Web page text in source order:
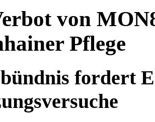
von
Pflege
fordert